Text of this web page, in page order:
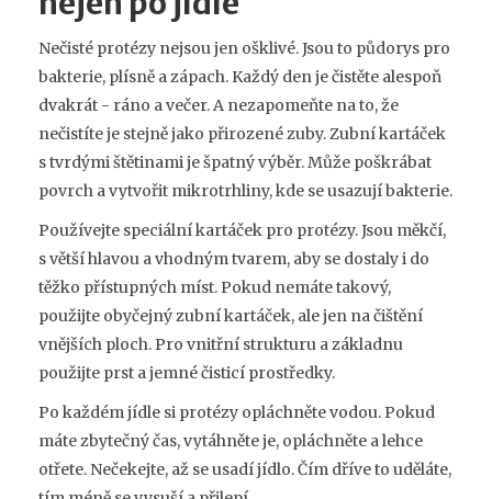
Nečisté protézy nejsou jen ošklivé. Jsou to půdorys pro
bakterie, plísně a zápach. Každý den je čistěte alespoň
dvakrát - ráno a večer. A nezapomeňte na to, že
nečistíte je stejně jako přirozené zuby. Zubní kartáček
s tvrdými štětinami je špatný výběr. Může poškrábat
povrch a vytvořit mikrotrhliny, kde se usazují bakterie.
Používejte speciální kartáček pro protézy. Jsou měkčí,
s větší hlavou a vhodným tvarem, aby se dostaly i do
těžko přístupných míst. Pokud nemáte takový,
použijte obyčejný zubní kartáček, ale jen na čištění
vnějších ploch. Pro vnitřní strukturu a základnu
použijte prst a jemné čisticí prostředky.
Po každém jídle si protézy opláchněte vodou. Pokud
máte zbytečný čas, vytáhněte je, opláchněte a lehce
otřete. Nečekejte, až se usadí jídlo. Čím dříve to uděláte,